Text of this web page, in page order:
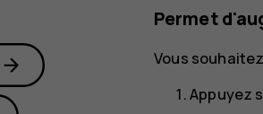
Permet
Vous
Appuyez